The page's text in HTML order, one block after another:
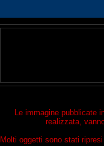
Le immagine pubblicate
realizzata,
Molti oggetti sono stati